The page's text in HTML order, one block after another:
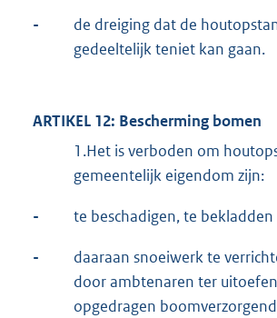
-
de dreiging dat de
gedeeltelijk teniet kan gaan.
ARTIKEL 12: Bescherming bomen
1.Het is verboden om
gemeentelijk eigendom zijn:
- te beschadigen, te
-
daaraan snoeiwerk te
door ambtenaren ter
opgedragen